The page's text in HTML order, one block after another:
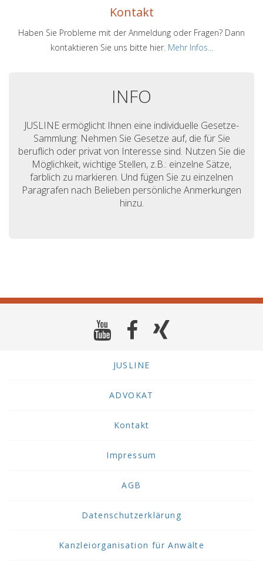
Kontakt
Haben Sie Probleme mit der Anmeldung oder Fragen? Dann
kontaktieren Sie uns bitte hier. Mehr Infos...
INFO
JUSLINE ermöglicht Ihnen eine individuelle Gesetze-
Sammlung: Nehmen Sie Gesetze auf, die für Sie
beruflich oder privat von Interesse sind. Nutzen Sie die
Möglichkeit, wichtige Stellen, z.B.: einzelne Sätze,
farblich zu markieren. Und fügen Sie zu einzelnen
Paragrafen nach Belieben persönliche Anmerkungen
hinzu.
JUSLINE
ADVOKAT
Kontakt
Impressum
AGB
Datenschutzerklärung
Kanzleiorganisation für Anwälte